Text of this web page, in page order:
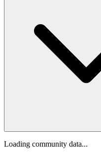
Loading community data...